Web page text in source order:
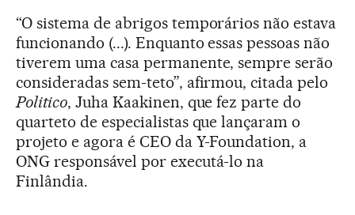
“O sistema de abrigos temporários não estava
funcionando (...). Enquanto essas pessoas não
tiverem uma casa permanente, sempre serão
consideradas sem-teto”, afirmou, citada pelo
Politico, Juha Kaakinen, que fez parte do
quarteto de especialistas que lançaram o
projeto e agora é CEO da Y-Foundation, a
ONG responsável por executá-lo na
Finlândia.